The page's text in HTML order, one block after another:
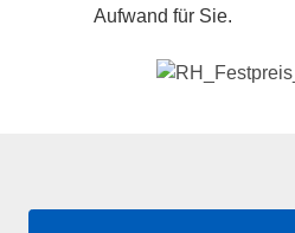
Aufwand für Sie.